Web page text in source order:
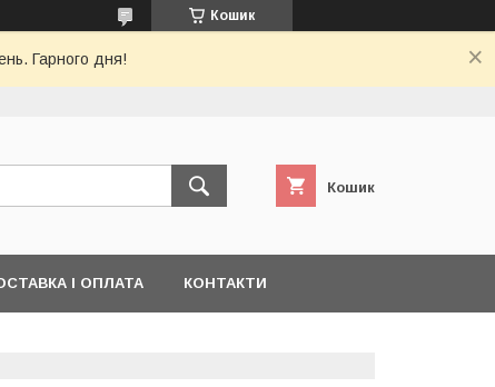
Кошик
Гарного дня!
Кошик
І ОПЛАТА КОНТАКТИ